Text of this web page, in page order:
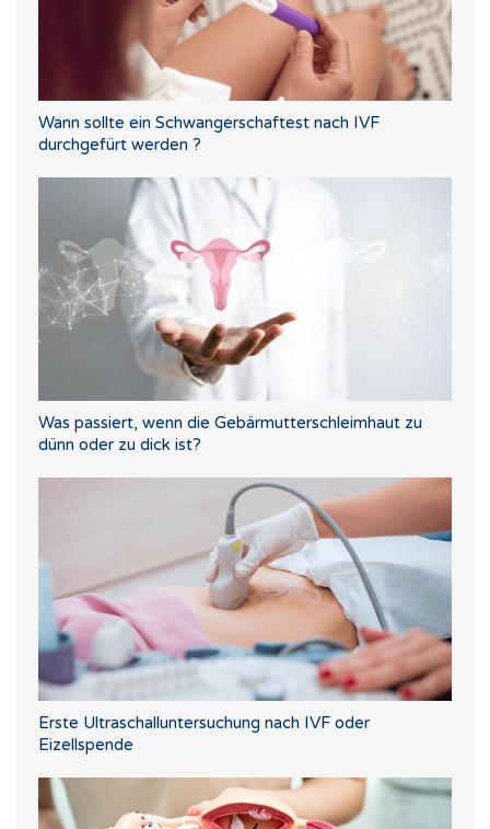
Wann sollte ein Schwangerschaftest nach IVF
durchgefürt werden ?
Was passiert, wenn die Gebärmutterschleimhaut zu
dünn oder zu dick ist?
Erste Ultraschalluntersuchung nach IVF oder
Eizellspende